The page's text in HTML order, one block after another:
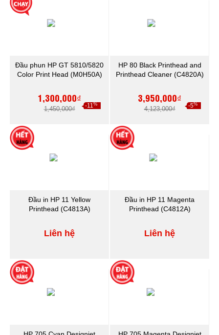
Đầu phun HP GT 5810/5820
Color Print Head (M0H50A)
1,300,000₫
1,450,000₫ -11%
HP 80 Black Printhead and
Printhead Cleaner (C4820A)
3,950,000₫
4,123,000₫ -5%
Đầu in HP 11 Yellow
Printhead (C4813A)
Liên hệ
Đầu in HP 11 Magenta
Printhead (C4812A)
Liên hệ